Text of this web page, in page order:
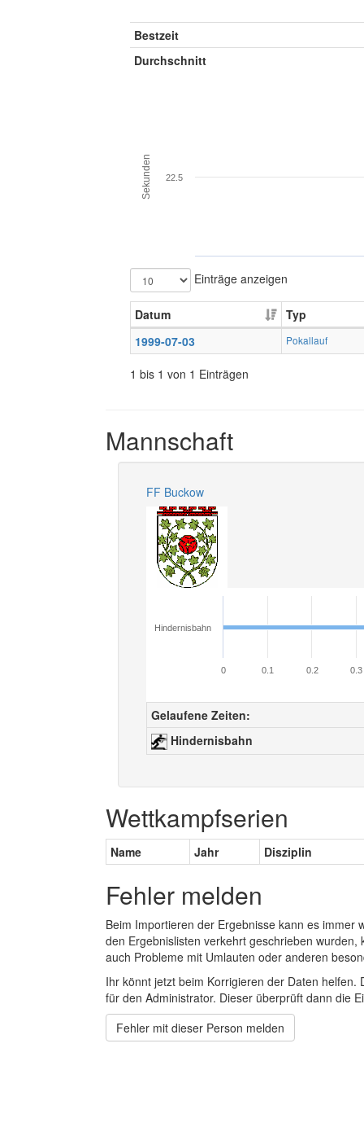
Bestzeit
Durchschnitt
Sekunden 22.5
Einträge anzeigen
Datum
Typ
1999-07-03
Pokallauf
1 bis 1 von 1 Einträgen
Mannschaft
FF Buckow
Hindernisbahn
0 0.1 0.2 0.3
Gelaufene Zeiten:
Hindernisbahn
Wettkampfserien
Name Jahr Disziplin
Fehler melden
Beim Importieren der Ergebnisse kann es
den Ergebnislisten verkehrt geschrieben
auch Probleme mit Umlauten oder anderen
Ihr könnt jetzt beim Korrigieren der Daten
für den Administrator. Dieser überprüft dann die
Fehler mit dieser Person melden